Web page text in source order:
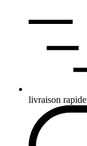
livraison rapide